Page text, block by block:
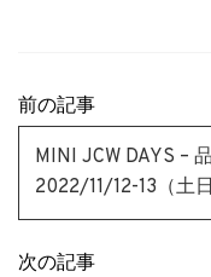
前の記事
MINI JCW DAYS –
2022/11/12-13（土日
次の記事